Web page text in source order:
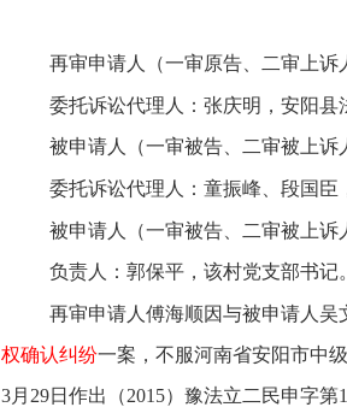
再审申请人（一审原告、二审上诉
委托诉讼代理人：张庆明，安阳县
被申请人（一审被告、二审被上诉
委托诉讼代理人：童振峰、段国臣
被申请人（一审被告、二审被上诉
负责人：郭保平，该村党支部书记。
再审申请人傅海顺因与被申请人吴
权确认纠纷一案，不服河南省安阳市中
3月29日作出（2015）豫法立二民申字